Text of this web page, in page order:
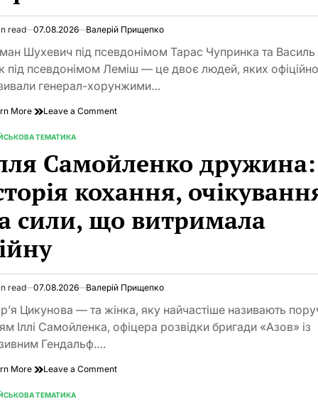
законодавства,
обліку
та
реальної
ситуації
read 07.08.2026 Валерій Прищепко
Шухевич під псевдонімом Тарас Чупринка та Василь
під псевдонімом Леміш — це двоє людей, яких офіційно
генерал-хорунжими…
More Leave a Commenton
стояв
на
чолі
повстанської
без
ТЕМАТИКА
Самойленко дружина:
кохання,
сили, що витримала
read 07.08.2026 Валерій Прищепко
Цикунова — та жінка, яку найчастіше називають
Іллі Самойленка, офіцера розвідки бригади «Азов» із
Гендальф.…
More Leave a Commenton
ТЕМАТИКА